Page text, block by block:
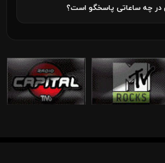
در چه ساعاتی پاسخگو است؟